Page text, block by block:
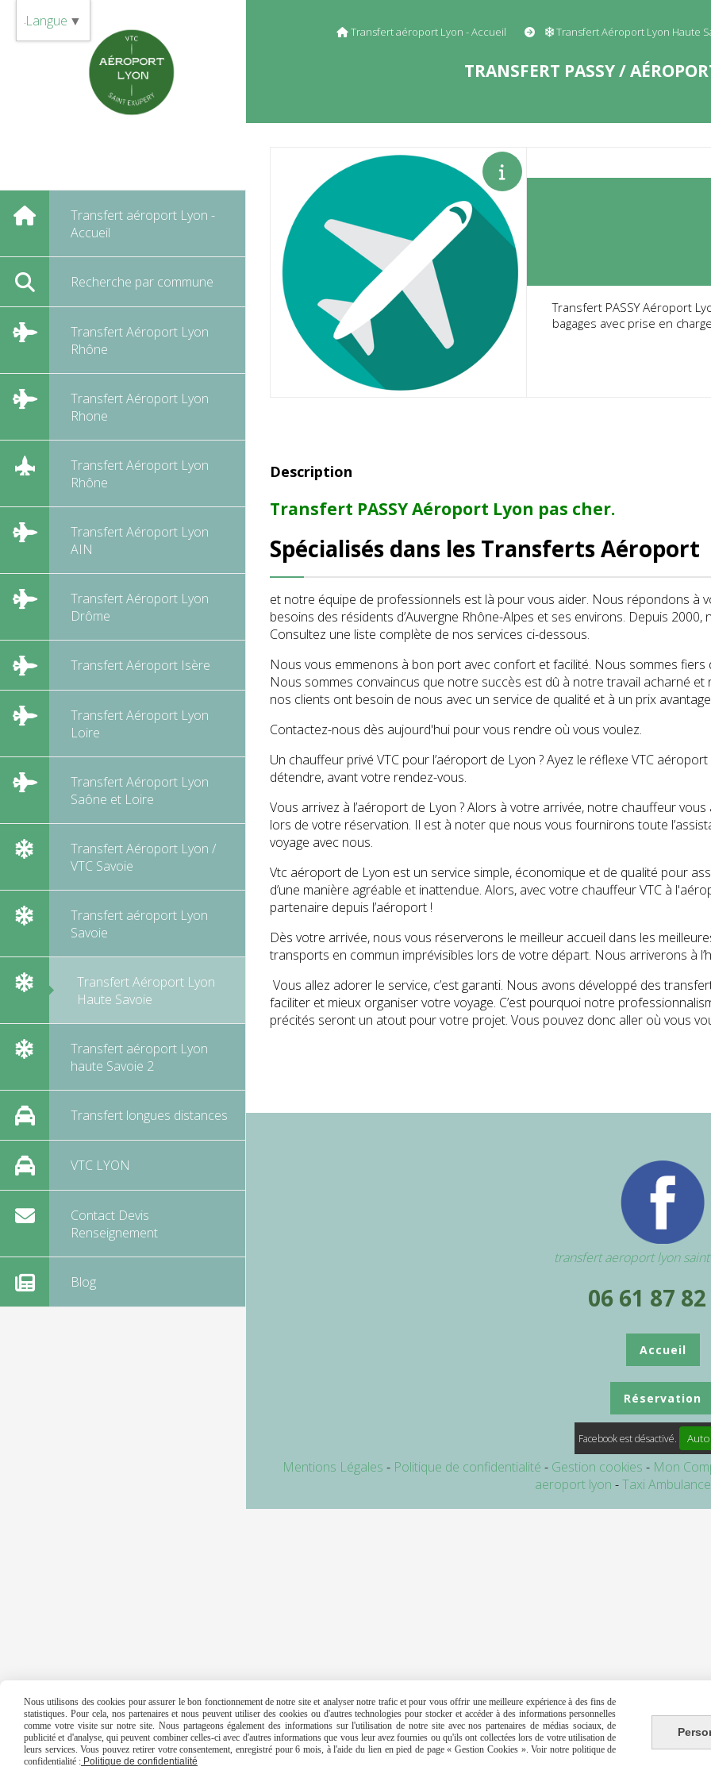
Transfert aéroport Lyon -
Accueil
Recherche par commune
Transfert Aéroport Lyon
Rhône
Transfert Aéroport Lyon
Rhone
Transfert Aéroport Lyon
Rhône
Transfert Aéroport Lyon
AIN
Transfert Aéroport Lyon
Drôme
Transfert Aéroport Isère
Transfert Aéroport Lyon
Loire
Transfert Aéroport Lyon
Saône et Loire
Transfert Aéroport Lyon /
VTC Savoie
Transfert aéroport Lyon
Savoie
Transfert Aéroport Lyon
Haute Savoie
Transfert aéroport Lyon
haute Savoie 2
Transfert longues distances
VTC LYON
Contact Devis
Renseignement
Blog
Transfert aéroport Lyon - Accueil Transfert Aéroport Lyon Haute
TRANSFERT PASSY /
Transfert PASSY Aéroport
bagages avec prise en
Description
Transfert PASSY Aéroport Lyon pas cher.
Spécialisés dans les Transferts Aéroport
et notre équipe de professionnels est là pour vous aider. Nous répondons à
besoins des résidents d’Auvergne Rhône-Alpes et ses environs. Depuis
Consultez une liste complète de nos services ci-dessous.
Nous vous emmenons à bon port avec confort et facilité. Nous sommes
Nous sommes convaincus que notre succès est dû à notre travail acharné
nos clients ont besoin de nous avec un service de qualité et à un prix
Contactez-nous dès aujourd'hui pour vous rendre où vous voulez.
Un chauffeur privé VTC pour l’aéroport de Lyon ? Ayez le réflexe VTC
détendre, avant votre rendez-vous.
Vous arrivez à l’aéroport de Lyon ? Alors à votre arrivée, notre chauffeur
lors de votre réservation. Il est à noter que nous vous fournirons toute
voyage avec nous.
Vtc aéroport de Lyon est un service simple, économique et de qualité pour
d’une manière agréable et inattendue. Alors, avec votre chauffeur VTC à
partenaire depuis l’aéroport !
Dès votre arrivée, nous vous réserverons le meilleur accueil dans les
transports en commun imprévisibles lors de votre départ. Nous arriverons à
Vous allez adorer le service, c’est garanti. Nous avons développé des
faciliter et mieux organiser votre voyage. C’est pourquoi notre
précités seront un atout pour votre projet. Vous pouvez donc aller où vous
transfert aeroport lyon
06 61 87 82
Accueil
Réservation
Facebook est désactivé.
Mentions Légales Politique de confidentialité Gestion cookies Mon
aeroport lyon
Taxi Ambulance
Langue ▼
Nous utilisons des cookies pour assurer le bon fonctionnement de notre site et analyser notre trafic et pour vous offrir une meilleure expérience à des fins de
statistiques. Pour cela, nos partenaires et nous peuvent utiliser des cookies ou d'autres technologies pour stocker et accéder à des informations personnelles
comme votre visite sur notre site. Nous partageons également des informations sur l'utilisation de notre site avec nos partenaires de médias sociaux, de
publicité et d'analyse, qui peuvent combiner celles-ci avec d'autres informations que vous leur avez fournies ou qu'ils ont collectées lors de votre utilisation de
leurs services. Vous pouvez retirer votre consentement, enregistré pour 6 mois, à l'aide du lien en pied de page « Gestion Cookies ». Voir notre politique de
confidentialité : Politique de confidentialité